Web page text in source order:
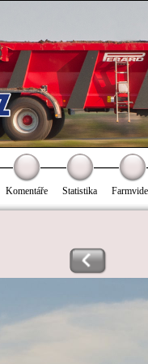
Komentáře Statistika